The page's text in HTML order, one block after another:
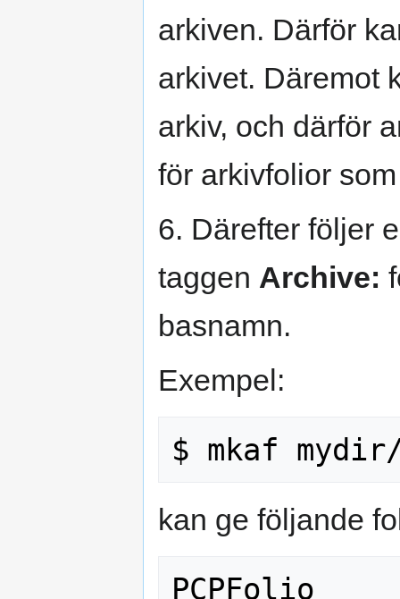
arkiven. Därför
arkivet. Däremot
arkiv, och därför
för arkivfolior
6. Därefter följer
taggen Archive:
basnamn.
Exempel:
kan ge följande
PCPFolio